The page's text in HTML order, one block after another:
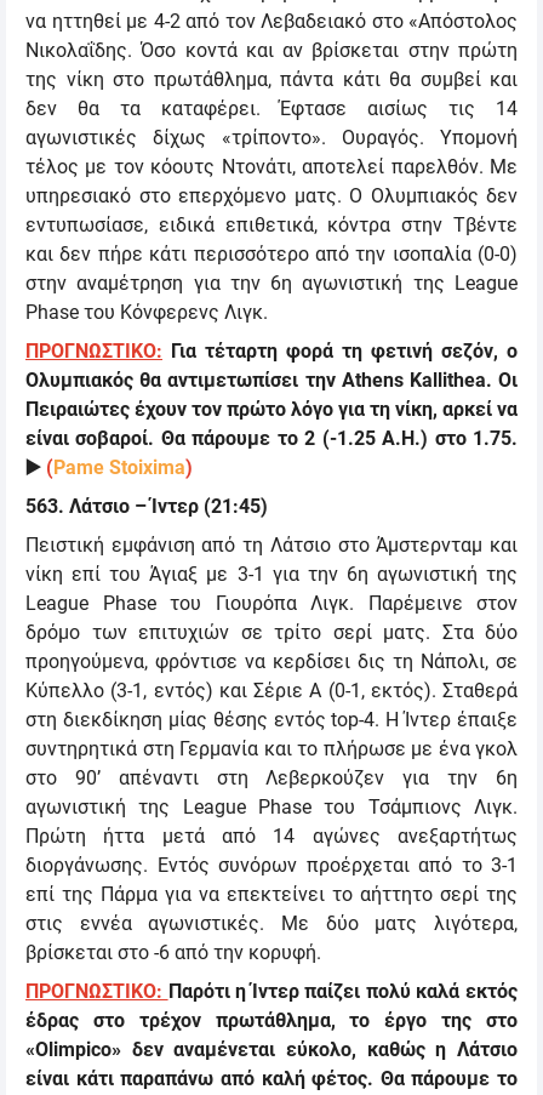
να ηττηθεί με 4-2 από τον Λεβαδειακό στο «Απόστολος
Νικολαΐδης. Όσο κοντά και αν βρίσκεται στην πρώτη
της νίκη στο πρωτάθλημα, πάντα κάτι θα συμβεί και
δεν θα τα καταφέρει. Έφτασε αισίως τις 14
αγωνιστικές δίχως «τρίποντο». Ουραγός. Υπομονή
τέλος με τον κόουτς Ντονάτι, αποτελεί παρελθόν. Με
υπηρεσιακό στο επερχόμενο ματς. Ο Ολυμπιακός δεν
εντυπωσίασε, ειδικά επιθετικά, κόντρα στην Τβέντε
και δεν πήρε κάτι περισσότερο από την ισοπαλία (0-0)
στην αναμέτρηση για την 6η αγωνιστική της League
Phase του Κόνφερενς Λιγκ.
ΠΡΟΓΝΩΣΤΙΚΟ: Για τέταρτη φορά τη φετινή σεζόν, ο
Ολυμπιακός θα αντιμετωπίσει τηνAthens Kallithea. Οι
Πειραιώτες έχουν τον πρώτο λόγο για τη νίκη, αρκεί να
είναι σοβαροί. Θα πάρουμε το 2 (-1.25 Α.Η.) στο 1.75.
▶️ (Pame Stoixima)
563. Λάτσιο – Ίντερ (21:45)
Πειστική εμφάνιση από τη Λάτσιο στο Άμστερνταμ και
νίκη επί του Άγιαξ με 3-1 για την 6η αγωνιστική της
League Phase του Γιουρόπα Λιγκ. Παρέμεινε στον
δρόμο των επιτυχιών σε τρίτο σερί ματς. Στα δύο
προηγούμενα, φρόντισε να κερδίσει δις τη Νάπολι, σε
Κύπελλο (3-1, εντός) και Σέριε Α (0-1, εκτός). Σταθερά
στη διεκδίκηση μίας θέσης εντόςtop-4. Η Ίντερ έπαιξε
συντηρητικά στη Γερμανία και το πλήρωσε με ένα γκολ
στο 90’ απέναντι στη Λεβερκούζεν για την 6η
αγωνιστική της League Phaseτου Τσάμπιονς Λιγκ.
Πρώτη ήττα μετά από 14 αγώνες ανεξαρτήτως
διοργάνωσης. Εντός συνόρων προέρχεται από το 3-1
επί της Πάρμα για να επεκτείνει το αήττητο σερί της
στις εννέα αγωνιστικές. Με δύο ματς λιγότερα,
βρίσκεται στο -6 από την κορυφή.
ΠΡΟΓΝΩΣΤΙΚΟ: Παρότι η Ίντερ παίζει πολύ καλά εκτός
έδρας στο τρέχον πρωτάθλημα, το έργο της στο
«Olimpico» δεν αναμένεται εύκολο, καθώς η Λάτσιο
είναι κάτι παραπάνω από καλή φέτος. Θα πάρουμε το